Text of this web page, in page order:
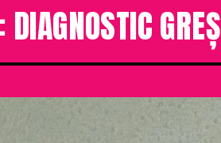
DIAGNOSTIC